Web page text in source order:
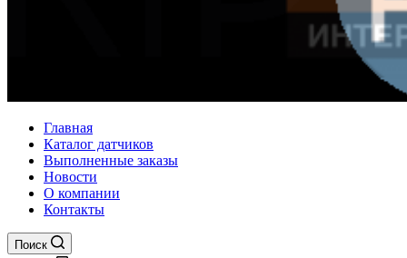
Главная
Каталог датчиков
Выполненные заказы
Новости
О компании
Контакты
Поиск